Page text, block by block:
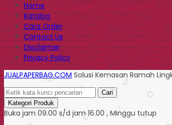
Home
Katalog
Cara Order
Contact Us
Disclaimer
Privacy Policy
JUALPAPERBAG.COM Solusi Kemasan Ramah
Cari
Kategori Produk
Buka jam 09.00 s/d jam 16.00 , Minggu tutup